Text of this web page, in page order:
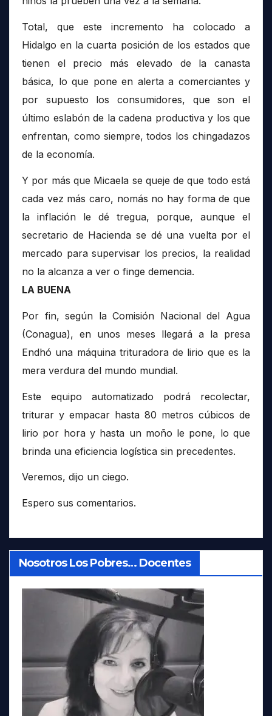
Total, que este incremento ha colocado a
Hidalgo en la cuarta posición de los estados que
tienen el precio más elevado de la canasta
básica, lo que pone en alerta a comerciantes y
por supuesto los consumidores, que son el
último eslabón de la cadena productiva y los que
enfrentan, como siempre, todos los chingadazos
de la economía.
Y por más que Micaela se queje de que todo está
cada vez más caro, nomás no hay forma de que
la inflación le dé tregua, porque, aunque el
secretario de Hacienda se dé una vuelta por el
mercado para supervisar los precios, la realidad
no la alcanza a ver o finge demencia.
LA BUENA
Por fin, según la Comisión Nacional del Agua
(Conagua), en unos meses llegará a la presa
Endhó una máquina trituradora de lirio que es la
mera verdura del mundo mundial.
Este equipo automatizado podrá recolectar,
triturar y empacar hasta 80 metros cúbicos de
lirio por hora y hasta un moño le pone, lo que
brinda una eficiencia logística sin precedentes.
Veremos, dijo un ciego.
Espero sus comentarios.
Nosotros Los Pobres… Docentes